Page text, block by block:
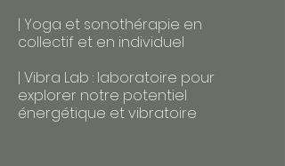
| Yoga et sonothérapie en
collectif et en individuel
| Vibra Lab : laboratoire pour
explorer notre potentiel
énergétique et vibratoire